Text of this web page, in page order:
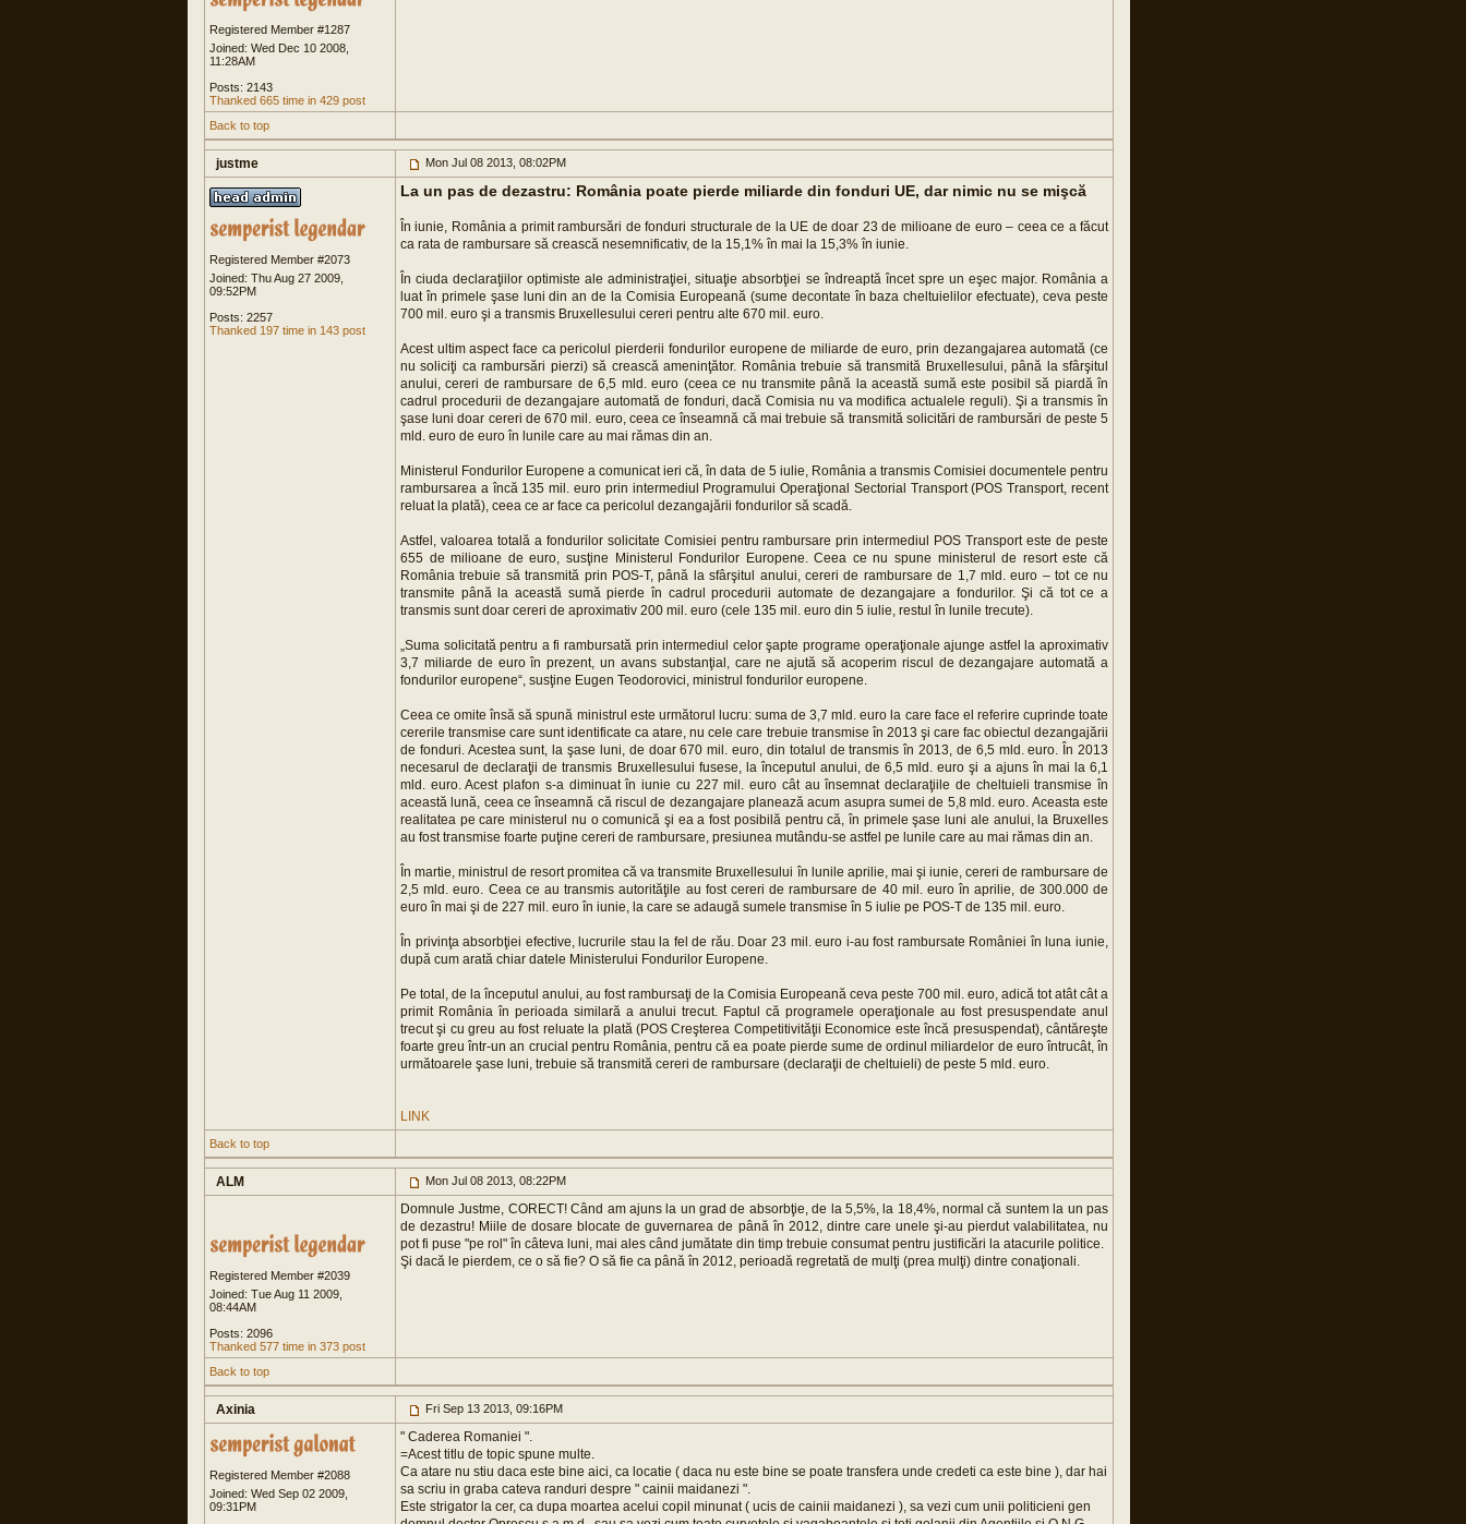
Registered Member #1287
Joined: Wed Dec 10 2008,
11:28AM
Posts: 2143
Thanked 665 time in 429 post
Back to top
justme Mon Jul 08 2013, 08:02PM
Registered Member #2073
Joined: Thu Aug 27 2009,
09:52PM
Posts: 2257
Thanked 197 time in 143 post
La un pas de dezastru: România poate pierde miliarde din fonduri UE, dar nimic nu se mişcă
În iunie, România a primit rambursări de fonduri structurale de la UE de doar 23 de milioane de euro – ceea ce a făcut
ca rata de rambursare să crească nesemnificativ, de la 15,1% în mai la 15,3% în iunie.
În ciuda declaraţiilor optimiste ale administraţiei, situaţie absorbţiei se îndreaptă încet spre un eşec major. România a
luat în primele şase luni din an de la Comisia Europeană (sume decontate în baza cheltuielilor efectuate), ceva peste
700 mil. euro şi a transmis Bruxellesului cereri pentru alte 670 mil. euro.
Acest ultim aspect face ca pericolul pierderii fondurilor europene de miliarde de euro, prin dezangajarea automată (ce
nu soliciţi ca rambursări pierzi) să crească ameninţător. România trebuie să transmită Bruxellesului, până la sfârşitul
anului, cereri de rambursare de 6,5 mld. euro (ceea ce nu transmite până la această sumă este posibil să piardă în
cadrul procedurii de dezangajare automată de fonduri, dacă Comisia nu va modifica actualele reguli). Şi a transmis în
şase luni doar cereri de 670 mil. euro, ceea ce înseamnă că mai trebuie să transmită solicitări de rambursări de peste 5
mld. euro de euro în lunile care au mai rămas din an.
Ministerul Fondurilor Europene a comunicat ieri că, în data de 5 iulie, România a transmis Comisiei documentele pentru
rambursarea a încă 135 mil. euro prin intermediul Programului Operaţional Sectorial Transport (POS Transport, recent
reluat la plată), ceea ce ar face ca pericolul dezangajării fondurilor să scadă.
Astfel, valoarea totală a fondurilor solicitate Comisiei pentru rambursare prin intermediul POS Transport este de peste
655 de milioane de euro, susţine Ministerul Fondurilor Europene. Ceea ce nu spune ministerul de resort este că
România trebuie să transmită prin POS-T, până la sfârşitul anului, cereri de rambursare de 1,7 mld. euro – tot ce nu
transmite până la această sumă pierde în cadrul procedurii automate de dezangajare a fondurilor. Şi că tot ce a
transmis sunt doar cereri de aproximativ 200 mil. euro (cele 135 mil. euro din 5 iulie, restul în lunile trecute).
„Suma solicitată pentru a fi rambursată prin intermediul celor şapte programe operaţionale ajunge astfel la aproximativ
3,7 miliarde de euro în prezent, un avans substanţial, care ne ajută să acoperim riscul de dezangajare automată a
fondurilor europene“, susţine Eugen Teodorovici, ministrul fondurilor europene.
Ceea ce omite însă să spună ministrul este următorul lucru: suma de 3,7 mld. euro la care face el referire cuprinde toate
cererile transmise care sunt identificate ca atare, nu cele care trebuie transmise în 2013 şi care fac obiectul dezangajării
de fonduri. Acestea sunt, la şase luni, de doar 670 mil. euro, din totalul de transmis în 2013, de 6,5 mld. euro. În 2013
necesarul de declaraţii de transmis Bruxellesului fusese, la începutul anului, de 6,5 mld. euro şi a ajuns în mai la 6,1
mld. euro. Acest plafon s-a diminuat în iunie cu 227 mil. euro cât au însemnat declaraţiile de cheltuieli transmise în
această lună, ceea ce înseamnă că riscul de dezangajare planează acum asupra sumei de 5,8 mld. euro. Aceasta este
realitatea pe care ministerul nu o comunică şi ea a fost posibilă pentru că, în primele şase luni ale anului, la Bruxelles
au fost transmise foarte puţine cereri de rambursare, presiunea mutându-se astfel pe lunile care au mai rămas din an.
În martie, ministrul de resort promitea că va transmite Bruxellesului în lunile aprilie, mai şi iunie, cereri de rambursare de
2,5 mld. euro. Ceea ce au transmis autorităţile au fost cereri de rambursare de 40 mil. euro în aprilie, de 300.000 de
euro în mai şi de 227 mil. euro în iunie, la care se adaugă sumele transmise în 5 iulie pe POS-T de 135 mil. euro.
În privinţa absorbţiei efective, lucrurile stau la fel de rău. Doar 23 mil. euro i-au fost rambursate României în luna iunie,
după cum arată chiar datele Ministerului Fondurilor Europene.
Pe total, de la începutul anului, au fost rambursaţi de la Comisia Europeană ceva peste 700 mil. euro, adică tot atât cât a
primit România în perioada similară a anului trecut. Faptul că programele operaţionale au fost presuspendate anul
trecut şi cu greu au fost reluate la plată (POS Creşterea Competitivităţii Economice este încă presuspendat), cântăreşte
foarte greu într-un an crucial pentru România, pentru că ea poate pierde sume de ordinul miliardelor de euro întrucât, în
următoarele şase luni, trebuie să transmită cereri de rambursare (declaraţii de cheltuieli) de peste 5 mld. euro.
LINK
Back to top
ALM Mon Jul 08 2013, 08:22PM
Registered Member #2039
Joined: Tue Aug 11 2009,
08:44AM
Posts: 2096
Thanked 577 time in 373 post
Domnule Justme, CORECT! Când am ajuns la un grad de absorbţie, de la 5,5%, la 18,4%, normal că suntem la un pas
de dezastru! Miile de dosare blocate de guvernarea de până în 2012, dintre care unele şi-au pierdut valabilitatea, nu
pot fi puse "pe rol" în câteva luni, mai ales când jumătate din timp trebuie consumat pentru justificări la atacurile politice.
Şi dacă le pierdem, ce o să fie? O să fie ca până în 2012, perioadă regretată de mulţi (prea mulţi) dintre conaţionali.
Back to top
Axinia Fri Sep 13 2013, 09:16PM
Registered Member #2088
Joined: Wed Sep 02 2009,
09:31PM
" Caderea Romaniei ".
=Acest titlu de topic spune multe.
Ca atare nu stiu daca este bine aici, ca locatie ( daca nu este bine se poate transfera unde credeti ca este bine ), dar hai
sa scriu in graba cateva randuri despre " cainii maidanezi ".
Este strigator la cer, ca dupa moartea acelui copil minunat ( ucis de cainii maidanezi ), sa vezi cum unii politicieni gen